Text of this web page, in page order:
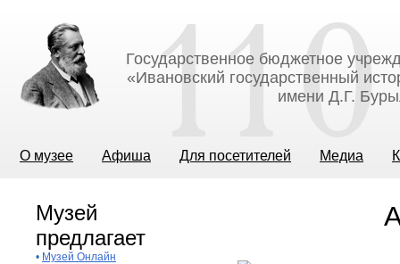
Государственное бюджетное
«Ивановский государственный
имени Д.Г.
О музее Афиша Для посетителей Медиа
Музей
предлагает
• Музей Онлайн